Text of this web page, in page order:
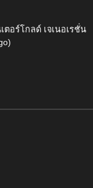
ตอร์โกลด์ เจเนอเรชั่น